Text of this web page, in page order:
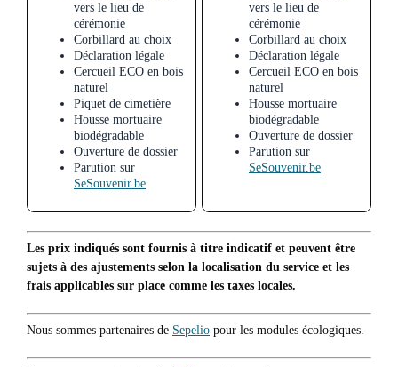
vers le lieu de
cérémonie
Corbillard au choix
Déclaration légale
Cercueil ECO en bois
naturel
Piquet de cimetière
Housse mortuaire
biodégradable
Ouverture de dossier
Parution sur
SeSouvenir.be
vers le lieu de
cérémonie
Corbillard au choix
Déclaration légale
Cercueil ECO en bois
naturel
Housse mortuaire
biodégradable
Ouverture de dossier
Parution sur
SeSouvenir.be
Les prix indiqués sont fournis à titre indicatif et peuvent être
sujets à des ajustements selon la localisation du service et les
frais applicables sur place comme les taxes locales.
Nous sommes partenaires de Sepelio pour les modules écologiques.